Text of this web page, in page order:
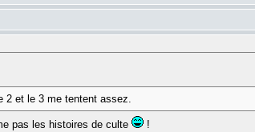
2 et le 3 me tentent assez.
pas les histoires de culte
!